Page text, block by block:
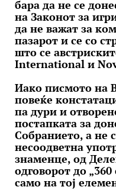
бара да не се
на Законот за
да не важат за
пазарот и се со
што се
International и
Иако писмото на
повеќе
па дури и
постапката за
Собранието, а не
несоодветна
знаменце, од
одговорот до
само на тој